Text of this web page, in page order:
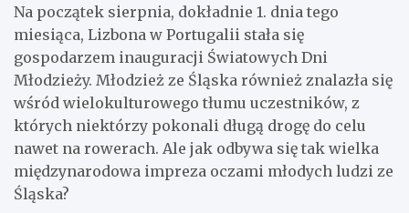
Na początek sierpnia, dokładnie 1. dnia tego
miesiąca, Lizbona w Portugalii stała się
gospodarzem inauguracji Światowych Dni
Młodzieży. Młodzież ze Śląska również znalazła się
wśród wielokulturowego tłumu uczestników, z
których niektórzy pokonali długą drogę do celu
nawet na rowerach. Ale jak odbywa się tak wielka
międzynarodowa impreza oczami młodych ludzi ze
Śląska?